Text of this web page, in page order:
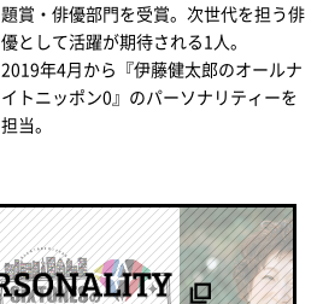
題賞・俳優部門を受賞。次世代を担う俳
優として活躍が期待される1人。
2019年4月から『伊藤健太郎のオールナ
イトニッポン0』のパーソナリティーを
担当。